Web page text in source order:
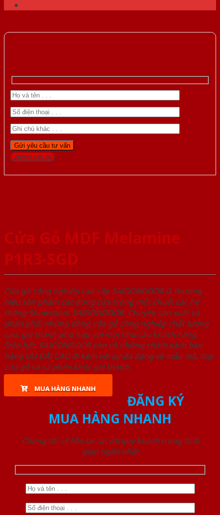
Gọi 0939.645.663
Cửa Gỗ MDF Melamine
P1R3-SGD
Cửa gỗ công nghiệp cao cấp SAIGONDOOR là thương
hiệu sản phẩm các dòng cửa trong một chuỗi các hệ
thống Showroom SAIGONDOOR. Chuyên sản xuất và
phân phối những dòng cửa gỗ công nghiệp chất lượng
cao, giá thành phù hợp với mọi nhu cầu khách hàng.
Trên hết, SAIGONDOOR còn có những chính sách bán
hàng ƯU ĐÃI CAO đi kèm với sự đa dạng về mẫu mã, loại
cửa gỗ và cả phân khúc giá thành.
MUA HÀNG NHANH
ĐĂNG KÝ
MUA HÀNG NHANH
Chúng tôi sẽ liên lạc lại với quý khách trong thời
gian ngắn nhất